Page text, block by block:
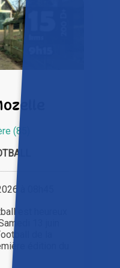
(85)
à 08h45
est heureux
13 juin
de la
édition du